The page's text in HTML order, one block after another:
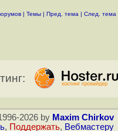
| Темы | Пред. тема | След. тема
2026 by Maxim Chirkov
, Поддержать, Вебмастеру